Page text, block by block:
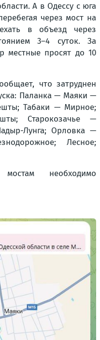
А в Одессу с юга
через мост на
в объезд через
3–4 суток. За
местные просят до 10
что затруднен
Паланка — Маяки —
Табаки — Мирное;
Старокозачье —
Лунга; Орловка —
Лесное;
необходимо